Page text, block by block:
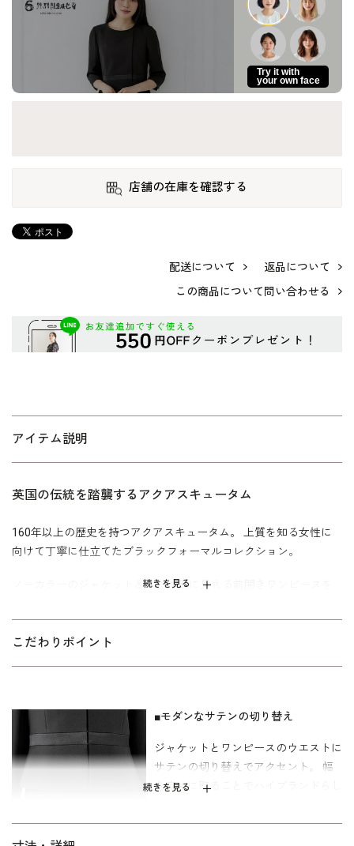
Try it with
your own face
店舗の在庫を確認する
配送について
返品について
この商品について問い合わせる
アイテム説明
続きを見る
英国の伝統を踏襲するアクアスキュータム
160年以上の歴史を持つアクアスキュータム。 上質を知る女性に
向けて丁寧に仕立てたブラックフォーマルコレクション。
ノーカラーのジャケットとスーツ風に見える前開きワンピースを
し、着心地とバランスを重視した「シルエット美人」のパターン
で仕立てた着心地の良いスーツです。
一枚仕立てのトリックワンピースで、 ジャケットを脱いでもきち
んとした印象が嬉しいデザインです。 スタンダードなフォルム
は、喪主・ご親族・参列者のどのお立場でも安心。 世代を選ばず
長くご愛用いただけます。
て二の腕やウエストを中心にゆとりを持たせた、ミセス（40代
～）向けの｢少しゆったり｣寸法です。
こだわりポイント
続きを見る
■モダンなサテンの切り替え
ジャケットとワンピースのウエストに
サテンの切り替えでアクセント。 幅
を広めに取ることでハイブランドらし